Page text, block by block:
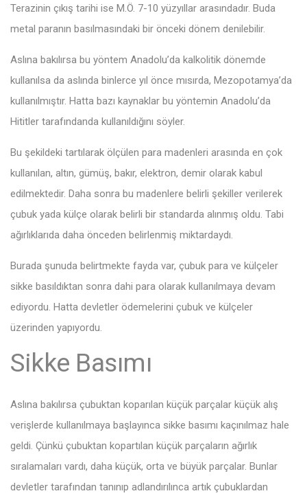
Terazinin çıkış tarihi ise M.Ö. 7-10 yüzyıllar arasındadır. Buda
metal paranın basılmasındaki bir önceki dönem denilebilir.
Aslına bakılırsa bu yöntem Anadolu’da kalkolitik dönemde
kullanılsa da aslında binlerce yıl önce mısırda, Mezopotamya’da
kullanılmıştır. Hatta bazı kaynaklar bu yöntemin Anadolu’da
Hititler tarafındanda kullanıldığını söyler.
Bu şekildeki tartılarak ölçülen para madenleri arasında en çok
kullanılan, altın, gümüş, bakır, elektron, demir olarak kabul
edilmektedir. Daha sonra bu madenlere belirli şekiller verilerek
çubuk yada külçe olarak belirli bir standarda alınmış oldu. Tabi
ağırlıklarıda daha önceden belirlenmiş miktardaydı.
Burada şunuda belirtmekte fayda var, çubuk para ve külçeler
sikke basıldıktan sonra dahi para olarak kullanılmaya devam
ediyordu. Hatta devletler ödemelerini çubuk ve külçeler
üzerinden yapıyordu.
Sikke Basımı
Aslına bakılırsa çubuktan koparılan küçük parçalar küçük alış
verişlerde kullanılmaya başlayınca sikke basımı kaçınılmaz hale
geldi. Çünkü çubuktan kopartılan küçük parçaların ağırlık
sıralamaları vardı, daha küçük, orta ve büyük parçalar. Bunlar
devletler tarafından tanınıp adlandırılınca artık çubuklardan